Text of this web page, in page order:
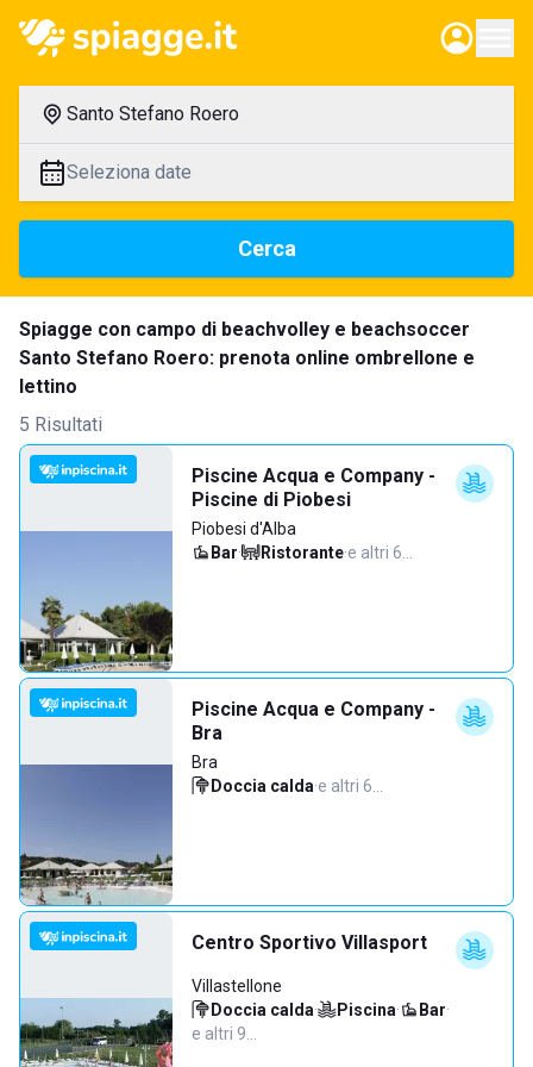
Santo Stefano Roero
Seleziona date
Cerca
Spiagge con campo di beachvolley e beachsoccer
Santo Stefano Roero: prenota online ombrellone e
lettino
5 Risultati
Piscine Acqua e Company -
Piscine di Piobesi
Piobesi d'Alba
Bar· Ristorante·e altri 6…
Piscine Acqua e Company -
Bra
Bra
Doccia calda·e altri 6…
Centro Sportivo Villasport
Villastellone
Doccia calda· Piscina· Bar·
e altri 9…